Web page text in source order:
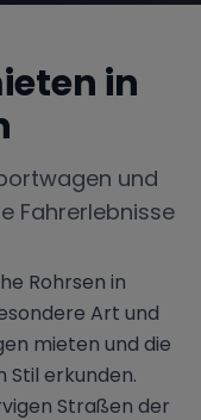
in
und
Fahrerlebnisse
Rohrsen in
Art und
mieten und die
Stil erkunden.
Straßen der